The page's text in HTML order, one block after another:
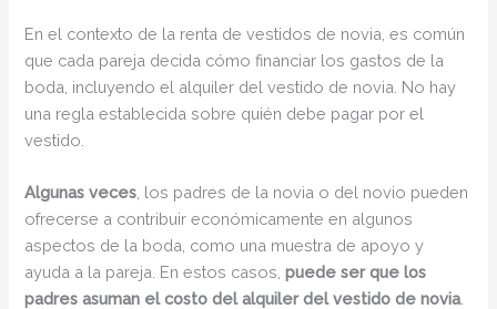
En el contexto de la renta de vestidos de novia, es común
que cada pareja decida cómo financiar los gastos de la
boda, incluyendo el alquiler del vestido de novia. No hay
una regla establecida sobre quién debe pagar por el
vestido.
Algunas veces , los padres de la novia o del novio pueden
ofrecerse a contribuir económicamente en algunos
aspectos de la boda, como una muestra de apoyo y
ayuda a la pareja. En estos casos,puede ser que los
padres asuman el costo del alquiler del vestido de novia.